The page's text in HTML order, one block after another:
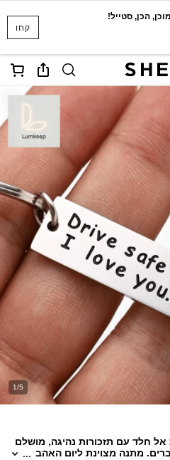
קחו
1/5
אל חלד עם תזכורות נהיגה, מושלם
מתנה מצוינת ליום האהב